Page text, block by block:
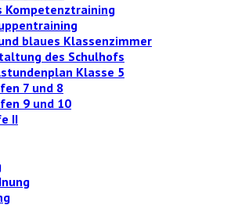
Kompetenztraining
blaues Klassenzimmer
des Schulhofs
Klasse 5
7 und 8
9 und 10
II